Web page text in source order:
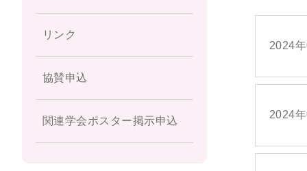
リンク
協賛申込
関連学会ポスター掲示申込
2024
2024